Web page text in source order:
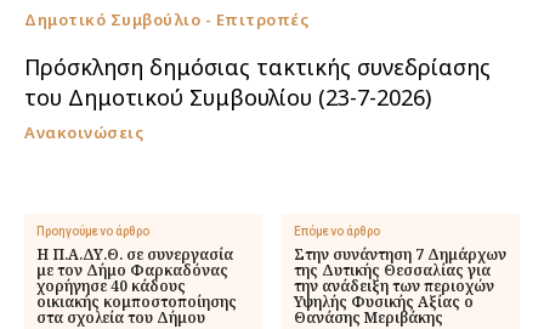
Δημοτικό Συμβούλιο - Επιτροπές
Πρόσκληση δημόσιας τακτικής συνεδρίασης
του Δημοτικού Συμβουλίου (23-7-2026)
Ανακοινώσεις
Προηγούμενο άρθρο
Η Π.Α.ΔΥ.Θ. σε συνεργασία
με τον Δήμο Φαρκαδόνας
χορήγησε 40 κάδους
οικιακής κομποστοποίησης
στα σχολεία του Δήμου
Επόμενο άρθρο
Στην συνάντηση 7 Δημάρχων
της Δυτικής Θεσσαλίας για
την ανάδειξη των περιοχών
Υψηλής Φυσικής Αξίας ο
Θανάσης Μεριβάκης